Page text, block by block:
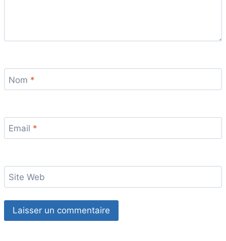
Nom *
Email *
Site Web